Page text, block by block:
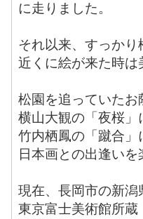
に走りました。
それ以来、すっか
近くに絵が来た時
松園を追っていたお
横山大観の「夜桜
竹内栖鳳の「蹴合」
日本画との出逢い
現在、長岡市の新
東京富士美術館所